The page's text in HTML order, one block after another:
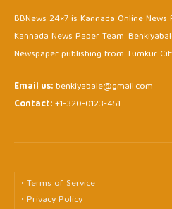
BBNews 24×7 is Kannada Online
Kannada News Paper Team.
Newspaper publishing from Tumkur
Email us:benkiyabale@gmail.com
Contact:+1-320-0123-451
• Terms of Service
• Privacy Policy